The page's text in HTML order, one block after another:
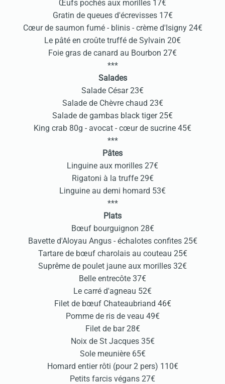
Œufs pochés aux morilles 17€
Gratin de queues d'écrevisses 17€
Cœur de saumon fumé - blinis - crème d'Isigny 24€
Le pâté en croûte truffé de Sylvain 20€
Foie gras de canard au Bourbon 27€
***
Salades
Salade César 23€
Salade de Chèvre chaud 23€
Salade de gambas black tiger 25€
King crab 80g - avocat - cœur de sucrine 45€
***
Pâtes
Linguine aux morilles 27€
Rigatoni à la truffe 29€
Linguine au demi homard 53€
***
Plats
Bœuf bourguignon 28€
Bavette d'Aloyau Angus - échalotes confites 25€
Tartare de bœuf charolais au couteau 25€
Suprême de poulet jaune aux morilles 32€
Belle entrecôte 37€
Le carré d'agneau 52€
Filet de bœuf Chateaubriand 46€
Pomme de ris de veau 49€
Filet de bar 28€
Noix de St Jacques 35€
Sole meunière 65€
Homard entier rôti (pour 2 pers) 110€
Petits farcis végans 27€